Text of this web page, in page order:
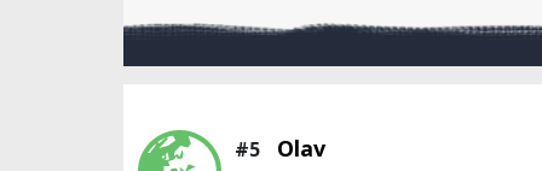
#5 Olav